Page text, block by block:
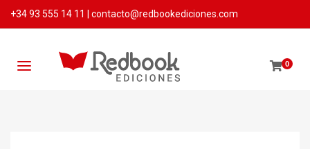
+34 93 555 14 11 contacto@redbookediciones.com
0